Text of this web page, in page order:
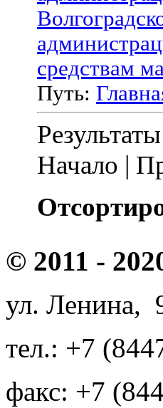
средствам
Путь:
Начало |
© 2011 -
ул. Ленина,
тел.: +7
факс: +7